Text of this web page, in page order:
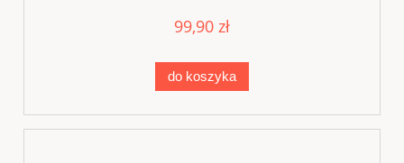
99,90 zł
do koszyka